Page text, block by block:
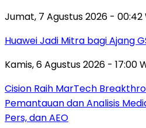
Jumat, 7 Agustus 2026 - 00:42
Huawei Jadi Mitra bagi Ajang
Kamis, 6 Agustus 2026 - 17:00
Cision Raih MarTech
Pemantauan dan Analisis
Pers, dan AEO